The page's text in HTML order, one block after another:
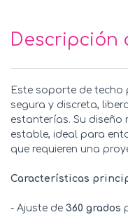
Descripción
Este soporte de
segura y discreta,
estanterías. Su
estable, ideal para
que requieren una
Características
- Ajuste de 360 grados